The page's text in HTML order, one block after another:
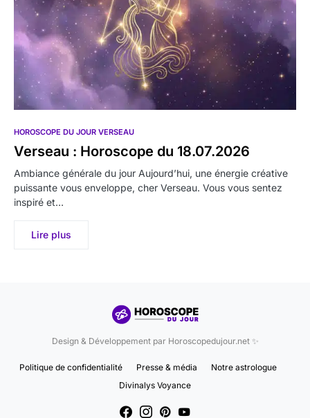
HOROSCOPE DU JOUR VERSEAU
Verseau : Horoscope du 18.07.2026
Ambiance générale du jour Aujourd’hui, une énergie créative
puissante vous enveloppe, cher Verseau. Vous vous sentez
inspiré et…
Lire plus
Design & Développement par Horoscopedujour.net ✨
Politique de confidentialité Presse & média
Notre astrologue
Divinalys Voyance